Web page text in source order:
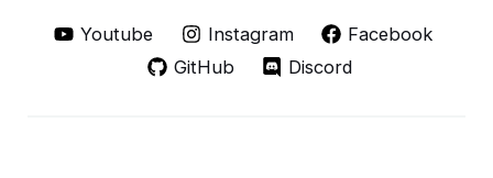
Youtube Instagram
Facebook
GitHub
Discord